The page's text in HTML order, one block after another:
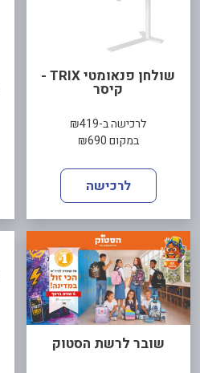
שולחן פנאומטי TRIX -
קיסר
לרכישה ב-₪419
במקום ₪690
לרכישה
שובר לרשת הסטוק